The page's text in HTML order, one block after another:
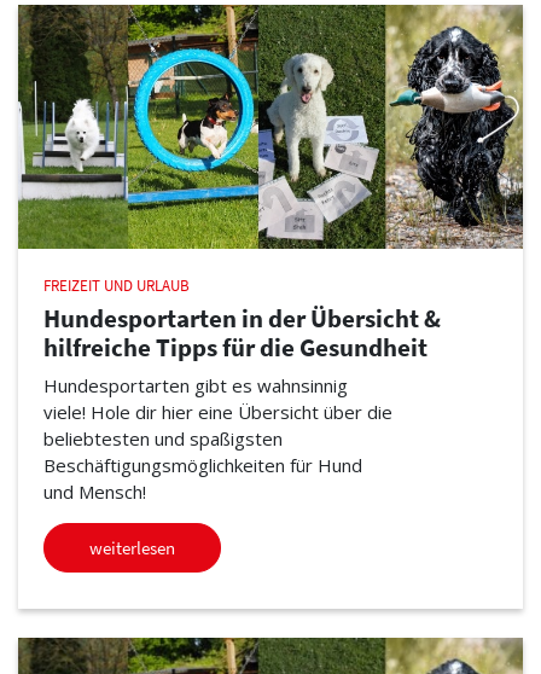
FREIZEIT UND URLAUB
Hundesportarten in der Übersicht &
hilfreiche Tipps für die Gesundheit
Hundesportarten gibt es wahnsinnig
viele! Hole dir hier eine Übersicht über die
beliebtesten und spaßigsten
Beschäftigungsmöglichkeiten für Hund
und Mensch!
weiterlesen